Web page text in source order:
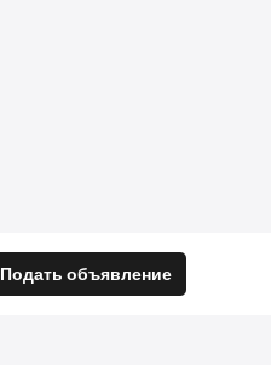
Подать объявление